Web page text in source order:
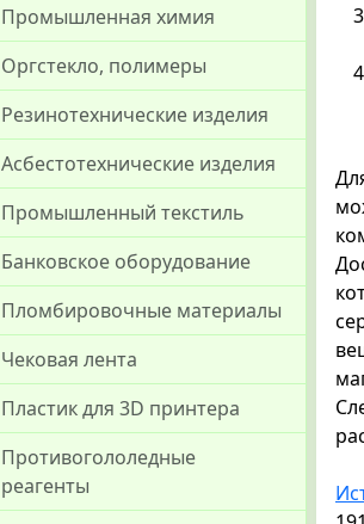
Промышленная химия
Оргстекло, полимеры
Резинотехнические изделия
Асбестотехнические изделия
Промышленный текстиль
Банковское оборудование
Пломбировочные материалы
Чековая лента
Пластик для 3D принтера
Противогололедные
реагенты